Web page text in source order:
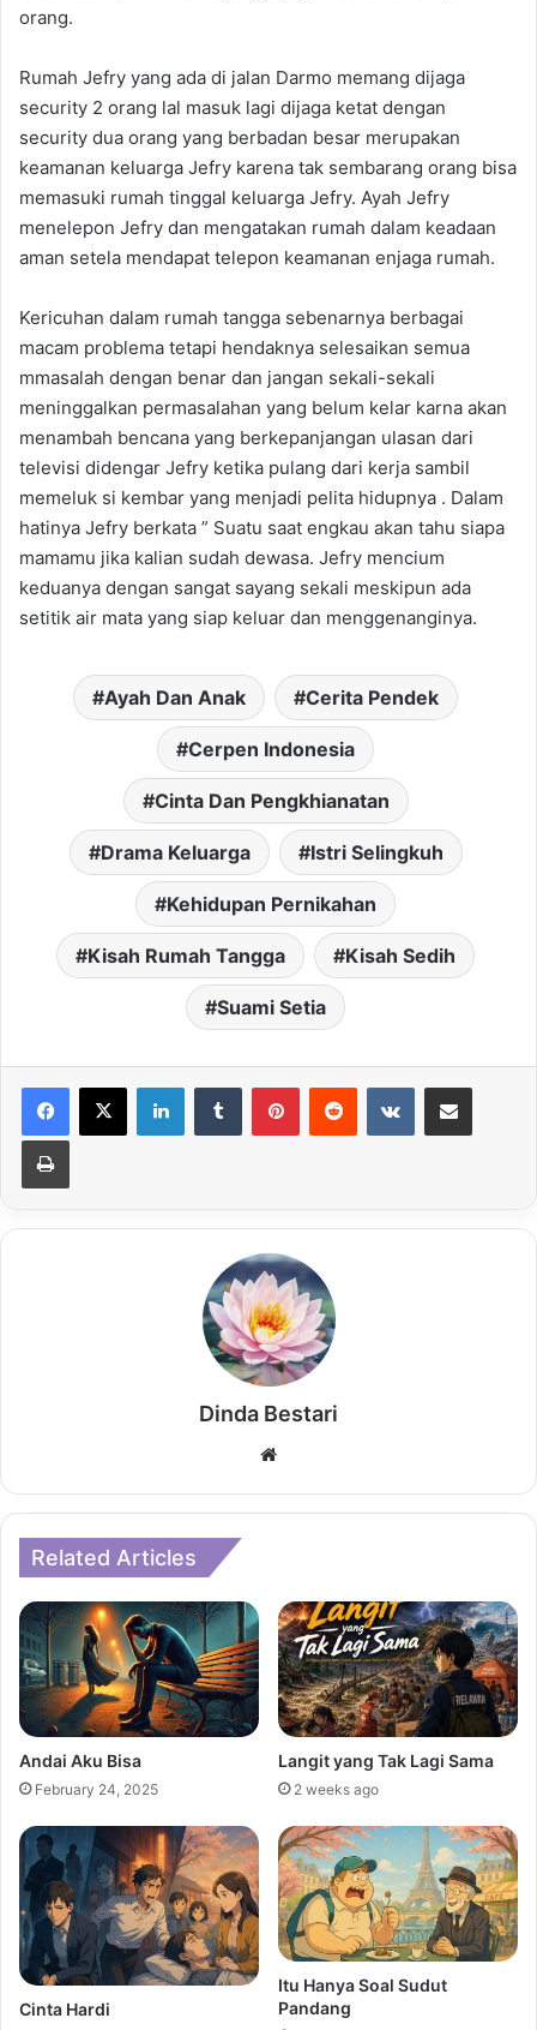
orang.
Rumah Jefry yang ada di jalan Darmo memang dijaga
security 2 orang lal masuk lagi dijaga ketat dengan
security dua orang yang berbadan besar merupakan
keamanan keluarga Jefry karena tak sembarang orang bisa
memasuki rumah tinggal keluarga Jefry. Ayah Jefry
menelepon Jefry dan mengatakan rumah dalam keadaan
aman setela mendapat telepon keamanan enjaga rumah.
Kericuhan dalam rumah tangga sebenarnya berbagai
macam problema tetapi hendaknya selesaikan semua
mmasalah dengan benar dan jangan sekali-sekali
meninggalkan permasalahan yang belum kelar karna akan
menambah bencana yang berkepanjangan ulasan dari
televisi didengar Jefry ketika pulang dari kerja sambil
memeluk si kembar yang menjadi pelita hidupnya . Dalam
hatinya Jefry berkata ” Suatu saat engkau akan tahu siapa
mamamu jika kalian sudah dewasa. Jefry mencium
keduanya dengan sangat sayang sekali meskipun ada
setitik air mata yang siap keluar dan menggenanginya.
Ayah Dan Anak Cerita Pendek
Cerpen Indonesia
Cinta Dan Pengkhianatan
Drama Keluarga Istri Selingkuh
Kehidupan Pernikahan
Kisah Rumah Tangga Kisah Sedih
Suami Setia
LinkedInTumblr PinterestReddit VKontakteShare via Email
Print
Dinda Bestari
Related Articles
Andai Aku Bisa
February 24, 2025
Langit yang Tak Lagi Sama
2 weeks ago
Cinta Hardi
Itu Hanya Soal Sudut
Pandang